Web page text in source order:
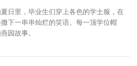
日里，毕业生们穿上各色的学士服，在
下一串串灿烂的笑语。每一顶学位帽
园故事。